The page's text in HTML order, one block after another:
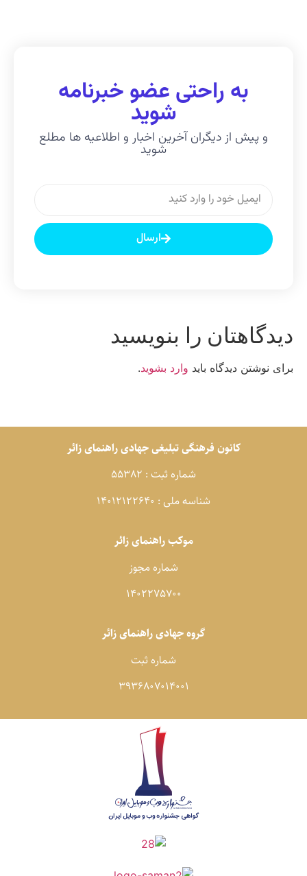
به راحتی عضو خبرنامه
شوید
و پیش از دیگران آخرین اخبار و اطلاعیه ها مطلع
شوید
ارسال
را بنویسید
نوشتن دیدگاه باید وارد بشوید.
کانون فرهنگی تبلیغی جهادی راهنمای زائر
شماره ثبت : 55382
شناسه ملی : 14012122640
موکب راهنمای زائر
شماره مجوز
1402275700
گروه جهادی راهنمای زائر
شماره ثبت
3936807014001